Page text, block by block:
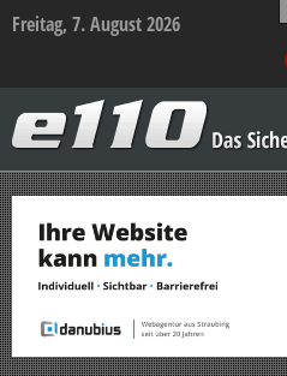
Freitag, 7. August 2026
–
Das
Sicherheitsportal
Zum
Inhalt
springen